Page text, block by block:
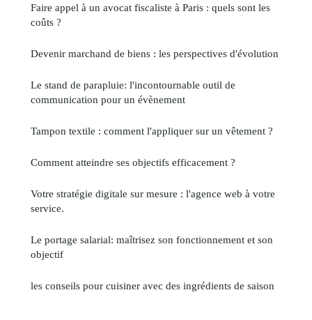
Faire appel à un avocat fiscaliste à Paris : quels sont les
coûts ?
Devenir marchand de biens : les perspectives d'évolution
Le stand de parapluie: l'incontournable outil de
communication pour un évènement
Tampon textile : comment l'appliquer sur un vêtement ?
Comment atteindre ses objectifs efficacement ?
Votre stratégie digitale sur mesure : l'agence web à votre
service.
Le portage salarial: maîtrisez son fonctionnement et son
objectif
les conseils pour cuisiner avec des ingrédients de saison